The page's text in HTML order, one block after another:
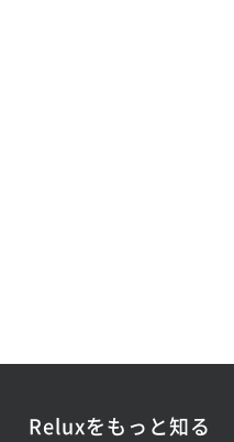
Reluxをもっと知る